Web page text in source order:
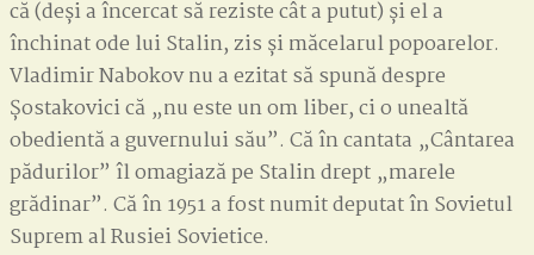
că (deși a încercat să reziste cât a putut) și el a
închinat ode lui Stalin, zis și măcelarul popoarelor.
Vladimir Nabokov nu a ezitat să spună despre
Șostakovici că „nu este un om liber, ci o unealtă
obedientă a guvernului său”. Că în cantata „Cântarea
pădurilor” îl omagiază pe Stalin drept „marele
grădinar”. Că în 1951 a fost numit deputat în Sovietul
Suprem al Rusiei Sovietice.